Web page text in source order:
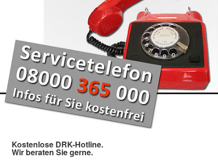
Kostenlose DRK-Hotline.
Wir beraten Sie gerne.